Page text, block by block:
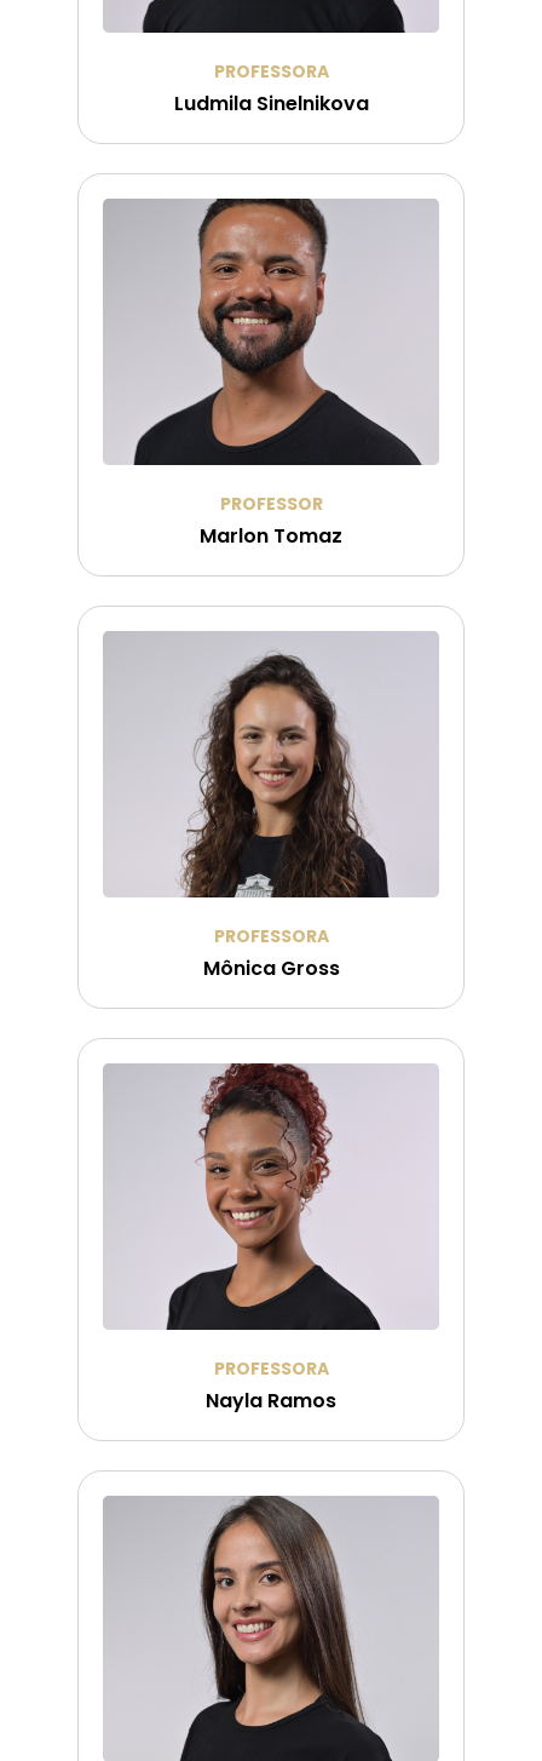
PROFESSORA
Ludmila Sinelnikova
PROFESSOR
Marlon Tomaz
PROFESSORA
Mônica Gross
PROFESSORA
Nayla Ramos